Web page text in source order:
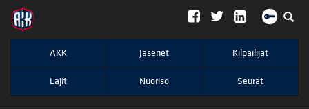
";
AKK Jäsenet Kilpailijat
Lajit Nuoriso Seurat